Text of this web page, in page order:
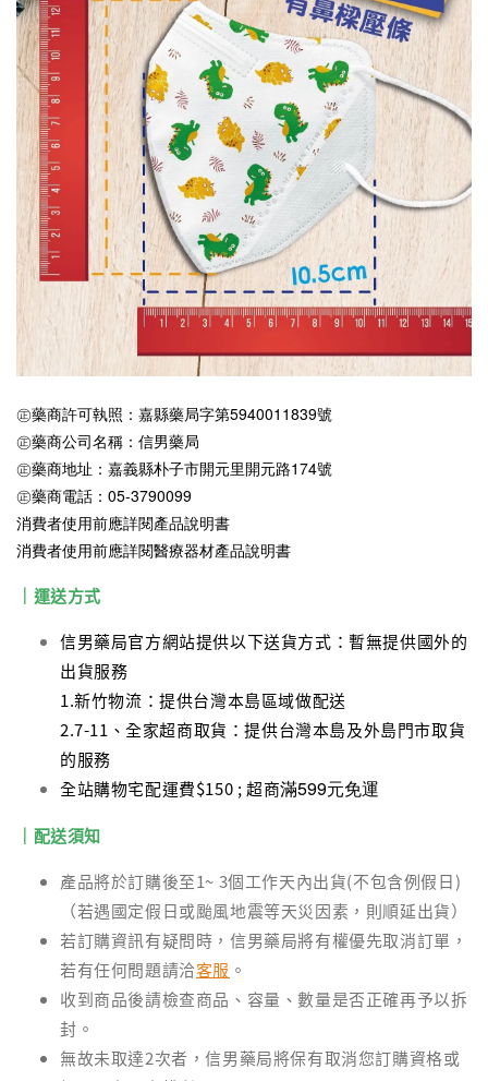
㊣藥商許可執照：嘉縣藥局字第5940011839號
㊣藥商公司名稱：信男藥局
㊣藥商地址：嘉義縣朴子市開元里開元路174號
㊣藥商電話：05-3790099
消費者使用前應詳閱產品說明書
消費者使用前應詳閱醫療器材產品說明書
｜運送方式
信男藥局官方網站提供以下送貨方式：暫無提供國外的
出貨服務
1.新竹物流：提供台灣本島區域做配送
2.7-11、全家超商取貨：提供台灣本島及外島門市取貨
的服務
全站購物宅配運費$150 ; 超商滿599元免運
｜配送須知
產品將於訂購後至1~ 3個工作天內出貨(不包含例假日)
（若遇國定假日或颱風地震等天災因素，則順延出貨）
若訂購資訊有疑問時，信男藥局將有權優先取消訂單，
若有任何問題請洽客服 。
收到商品後請檢查商品、容量、數量是否正確再予以拆
封。
無故未取達2次者，信男藥局將保有取消您訂購資格或